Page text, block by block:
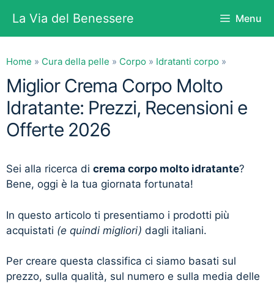
contenuto
La Via del Benessere Menu
Home » Cura della pelle » Corpo » Idratanti corpo »
Miglior Crema Corpo Molto
Idratante: Prezzi, Recensioni e
Offerte 2026
Sei alla ricerca di crema corpo molto idratante?
Bene, oggi è la tua giornata fortunata!
In questo articolo ti presentiamo i prodotti più
acquistati (e quindi migliori) dagli italiani.
Per creare questa classifica ci siamo basati sul
prezzo, sulla qualità, sul numero e sulla media delle